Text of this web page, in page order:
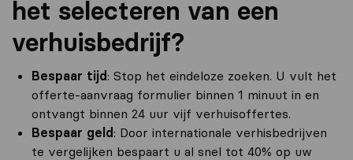
het selecteren van een
verhuisbedrijf?
Bespaar tijd : Stop het eindeloze zoeken. U vult het
offerte-aanvraag formulier binnen 1 minuut in en
ontvangt binnen 24 uur vijf verhuisoffertes.
Bespaar geld : Door internationale verhisbedrijven
te vergelijken bespaart u al snel tot 40% op uw